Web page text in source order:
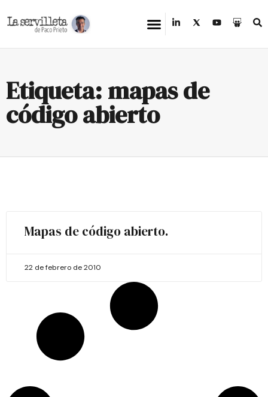
Etiqueta: mapas de
código abierto
Mapas de código abierto.
22 de febrero de 2010